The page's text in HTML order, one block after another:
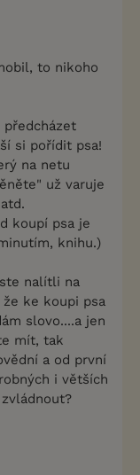
to nikoho
předcházet
si pořídit psa!
na netu
už varuje
koupí psa je
knihu.)
nalítli na
ke koupi psa
slovo....a jen
mít, tak
a od první
i větších